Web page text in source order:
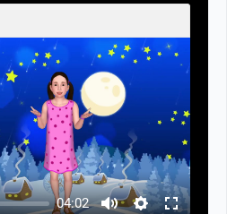
04:02